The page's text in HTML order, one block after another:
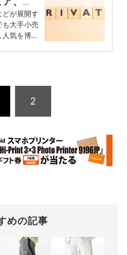
どが展開す
も大手小売
気を博し
2
めの記事